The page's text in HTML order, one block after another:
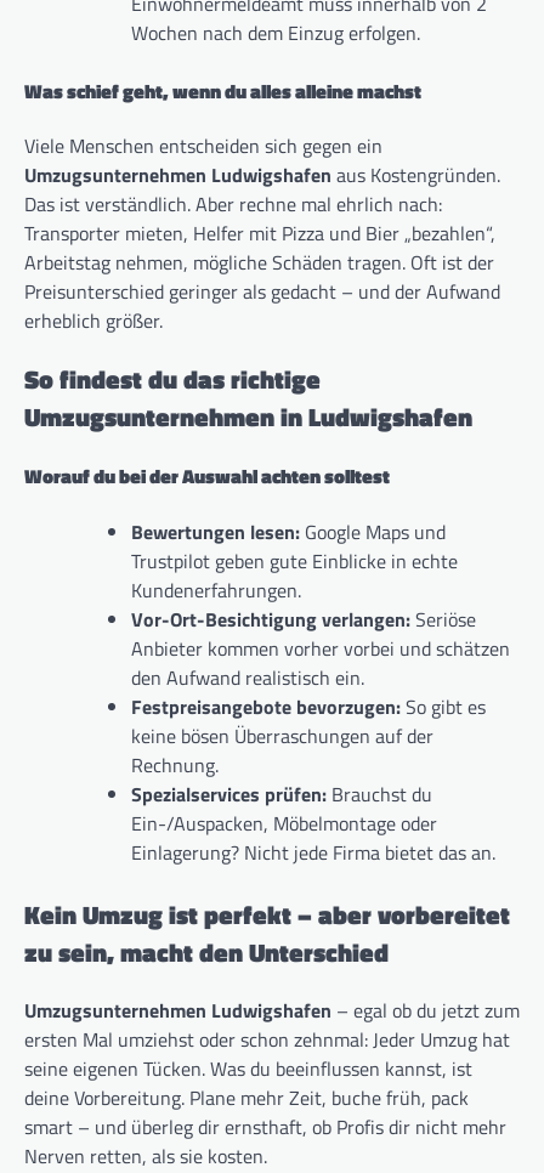
Wochen nach dem Einzug erfolgen.
Was schief geht, wenn du alles alleine machst
Viele Menschen entscheiden sich gegen ein
Umzugsunternehmen Ludwigshafen aus Kostengründen.
Das ist verständlich. Aber rechne mal ehrlich nach:
Transporter mieten, Helfer mit Pizza und Bier „bezahlen“,
Arbeitstag nehmen, mögliche Schäden tragen. Oft ist der
Preisunterschied geringer als gedacht – und der Aufwand
erheblich größer.
So findest du das richtige
Umzugsunternehmen in Ludwigshafen
Worauf du bei der Auswahl achten solltest
Bewertungen lesen: Google Maps und
Trustpilot geben gute Einblicke in echte
Kundenerfahrungen.
Vor-Ort-Besichtigung verlangen:Seriöse
Anbieter kommen vorher vorbei und schätzen
den Aufwand realistisch ein.
Festpreisangebote bevorzugen:So gibt es
keine bösen Überraschungen auf der
Rechnung.
Spezialservices prüfen: Brauchst du
Ein-/Auspacken, Möbelmontage oder
Einlagerung? Nicht jede Firma bietet das an.
Kein Umzug ist perfekt – aber vorbereitet
zu sein, macht den Unterschied
Umzugsunternehmen Ludwigshafen – egal ob du jetzt zum
ersten Mal umziehst oder schon zehnmal: Jeder Umzug hat
seine eigenen Tücken. Was du beeinflussen kannst, ist
deine Vorbereitung. Plane mehr Zeit, buche früh, pack
smart – und überleg dir ernsthaft, ob Profis dir nicht mehr
Nerven retten, als sie kosten.